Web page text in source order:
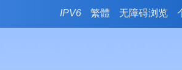
IPV6 繁體 无障碍浏览